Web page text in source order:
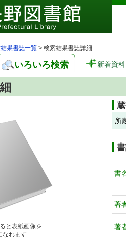
果書誌一覧 > 検索結果書誌詳細
いろいろ検索 新着資料
と表紙画像を
なれます
所
書
著
著